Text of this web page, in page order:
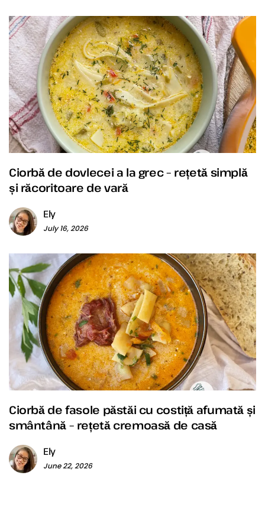
Ciorbă de dovlecei a la grec – rețetă simplă
și răcoritoare de vară
Ely
July 16, 2026
Ciorbă de fasole păstăi cu costiță afumată și
smântână – rețetă cremoasă de casă
Ely
June 22, 2026